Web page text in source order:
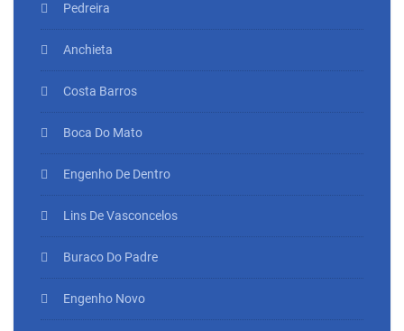
Pedreira
Anchieta
Costa Barros
Boca Do Mato
Engenho De Dentro
Lins De Vasconcelos
Buraco Do Padre
Engenho Novo